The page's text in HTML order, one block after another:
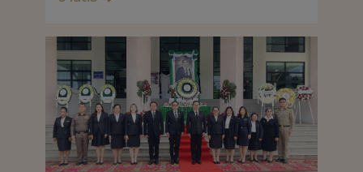
ข่าวกิจกรรมสำคัญจังหวัด